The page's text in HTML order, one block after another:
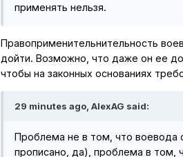
применять нельзя.
Правоприменительнительность
дойти. Возможно, что даже он ее
чтобы на законных основаниях
29 minutes ago, AlexAG said:
Проблема не в том, что воевода
прописано, да), проблема в том,